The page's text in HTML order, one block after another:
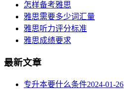
怎样备考雅思
雅思需要多少词汇量
雅思听力评分标准
雅思成绩要求
最新文章
专升本要什么条件2024-01-26